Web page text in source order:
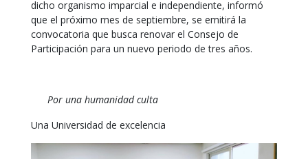
dicho organismo imparcial e independiente, informó
que el próximo mes de septiembre, se emitirá la
convocatoria que busca renovar el Consejo de
Participación para un nuevo periodo de tres años.
Por una humanidad culta
Una Universidad de excelencia